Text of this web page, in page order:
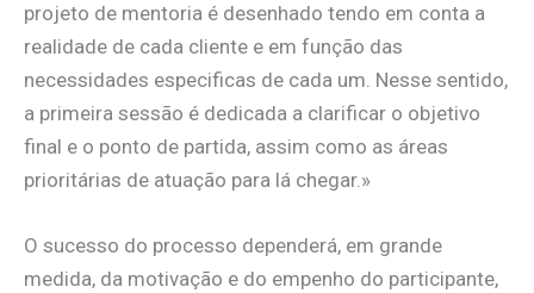
projeto de mentoria é desenhado tendo em conta a
realidade de cada cliente e em função das
necessidades especificas de cada um. Nesse sentido,
a primeira sessão é dedicada a clarificar o objetivo
final e o ponto de partida, assim como as áreas
prioritárias de atuação para lá chegar.»
O sucesso do processo dependerá, em grande
medida, da motivação e do empenho do participante,